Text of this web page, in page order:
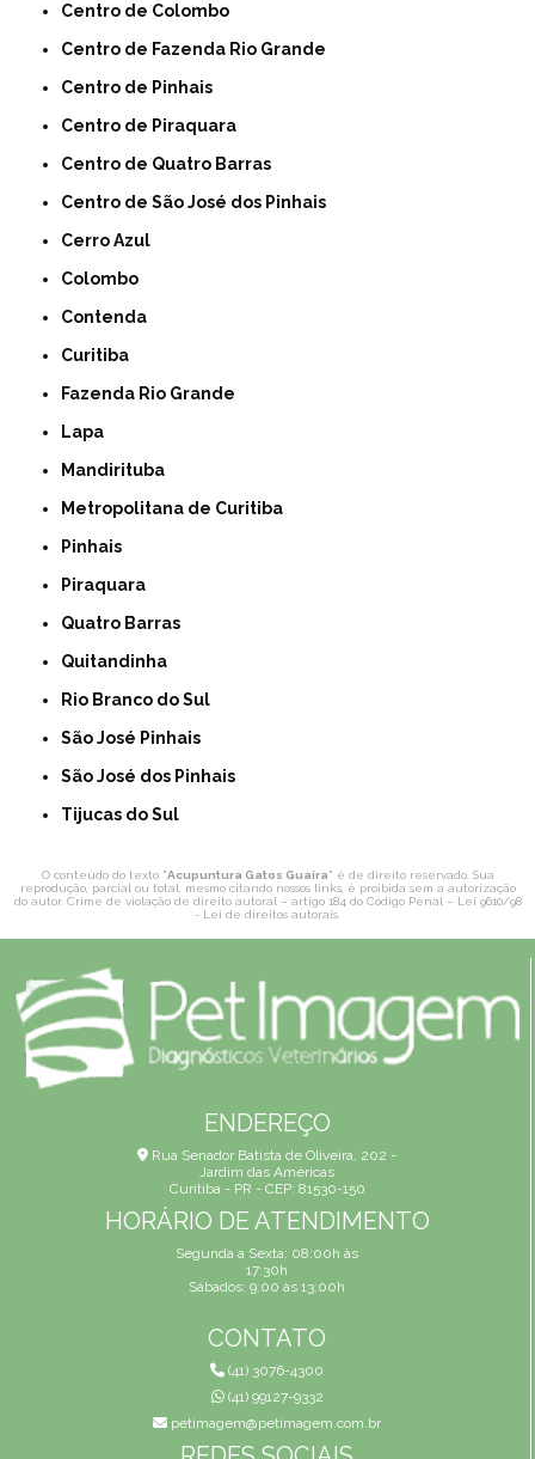
Centro de Colombo
Centro de Fazenda Rio Grande
Centro de Pinhais
Centro de Piraquara
Centro de Quatro Barras
Centro de São José dos Pinhais
Cerro Azul
Colombo
Contenda
Curitiba
Fazenda Rio Grande
Lapa
Mandirituba
Metropolitana de Curitiba
Pinhais
Piraquara
Quatro Barras
Quitandinha
Rio Branco do Sul
São José Pinhais
São José dos Pinhais
Tijucas do Sul
O conteúdo do texto "Acupuntura Gatos Guaíra" é de direito reservado. Sua
reprodução, parcial ou total, mesmo citando nossos links, é proibida sem a autorização
do autor. Crime de violação de direito autoral – artigo 184 do Código Penal – Lei 9610/98
- Lei de direitos autorais
ENDEREÇO
Rua Senador Batista de Oliveira, 202 -
Jardim das Américas
Curitiba - PR - CEP: 81530-150
HORÁRIO DE ATENDIMENTO
Segunda a Sexta: 08:00h às
17:30h
Sábados: 9:00 às 13:00h
CONTATO
(41) 3076-4300
(41) 99127-9332
petimagem@petimagem.com.br